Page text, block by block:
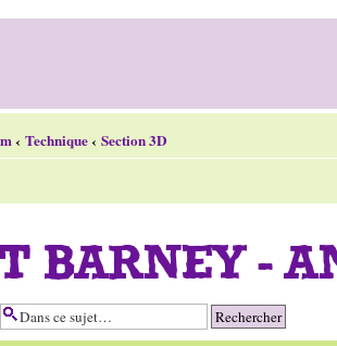
‹ Technique‹ Section 3D
BARNEY -